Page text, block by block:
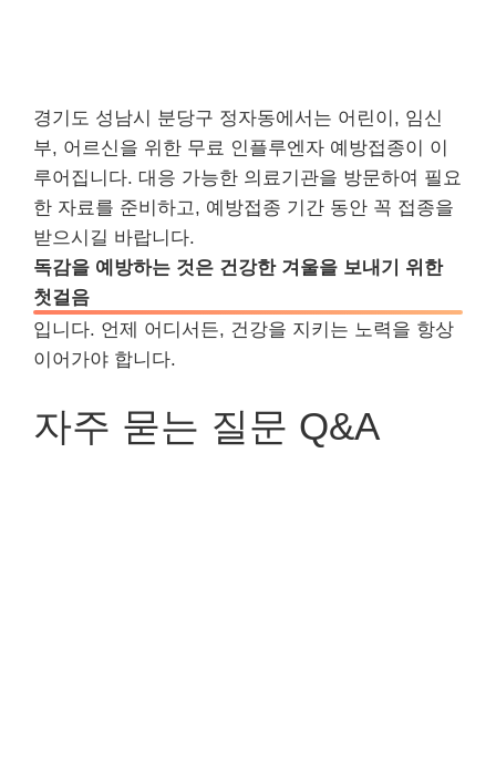
경기도 성남시 분당구 정자동에서는 어린이, 임신
부, 어르신을 위한 무료 인플루엔자 예방접종이 이
루어집니다. 대응 가능한 의료기관을 방문하여 필요
한 자료를 준비하고, 예방접종 기간 동안 꼭 접종을
받으시길 바랍니다.
독감을 예방하는 것은 건강한 겨울을 보내기 위한
첫걸음
입니다. 언제 어디서든, 건강을 지키는 노력을 항상
이어가야 합니다.
자주 묻는 질문 Q&A